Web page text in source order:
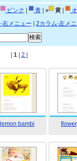
ピンク 青| » 黄|
右メニュー
2カラム-左メ
1 2
lemon bambi